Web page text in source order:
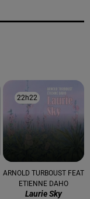
22h22
22h22
ARNOLD TURBOUST FEAT
ETIENNE DAHO
Laurie Sky